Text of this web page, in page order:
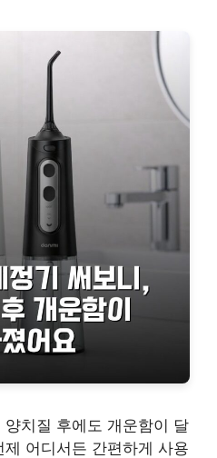
치질 후에도 개운함이 달
어디서든 간편하게 사용